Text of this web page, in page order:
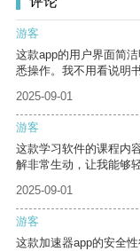
游客
这款app的用户界面简
悉操作。我不用看说明
2025-09-01
游客
这款学习软件的课程内
解非常生动，让我能够
2025-09-01
游客
这款加速器app的安全